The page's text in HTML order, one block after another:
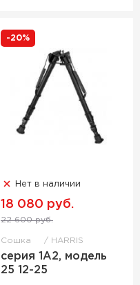
-20%
Нет в наличии
18 080 руб.
22 600 руб.
Сошка HARRIS
серия 1А2, модель
25 12-25